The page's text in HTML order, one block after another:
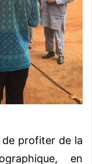
profiter de la
en